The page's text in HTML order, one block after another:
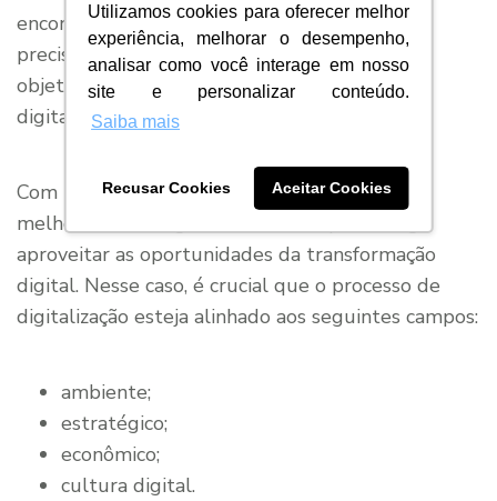
Utilizamos cookies para oferecer melhor
experiência, melhorar o desempenho,
analisar como você interage em nosso
site e personalizar conteúdo.
Saiba mais
Recusar Cookies Aceitar Cookies
encontrar pela frente. Como mencionamos, é
preciso que você defina de forma clara quais
objetivos pretende alcançar por meio da
digitalização.
Com base nessas metas, você consegue traçar
melhores estratégias de maneira que consiga
aproveitar as oportunidades da transformação
digital. Nesse caso, é crucial que o processo de
digitalização esteja alinhado aos seguintes campos:
ambiente;
estratégico;
econômico;
cultura digital.